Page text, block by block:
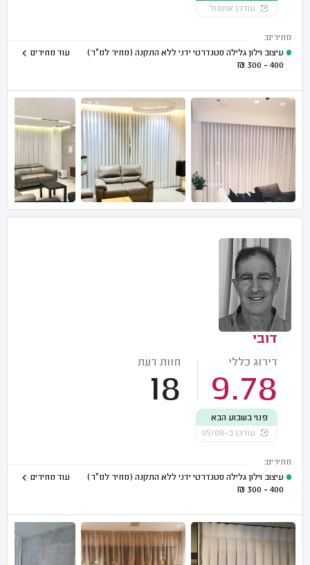
עודכן אתמול
מחירים:
עיצוב וילון גלילה סטנדרטי ידני ללא התקנה (מחיר למ"ר)
400 - 300
₪
עוד מחירים
דובי
דירוג כללי
9.78
חוות דעת
18
פנוי בשבוע הבא
עודכן ב-05/08
מחירים:
עיצוב וילון גלילה סטנדרטי ידני ללא התקנה (מחיר למ"ר)
400 - 300
₪
עוד מחירים